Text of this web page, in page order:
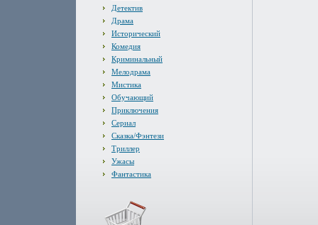
Детектив
Драма
Исторический
Комедия
Криминальный
Мелодрама
Мистика
Обучающий
Приключения
Сериал
Сказка/Фэнтези
Триллер
Ужасы
Фантастика